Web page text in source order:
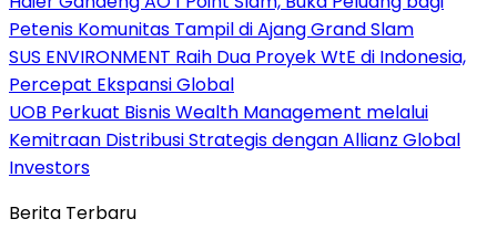
Petenis Komunitas Tampil di Ajang Grand Slam
SUS ENVIRONMENT Raih Dua Proyek WtE di Indonesia,
Percepat Ekspansi Global
UOB Perkuat Bisnis Wealth Management melalui
Kemitraan Distribusi Strategis dengan Allianz Global
Investors
Berita Terbaru